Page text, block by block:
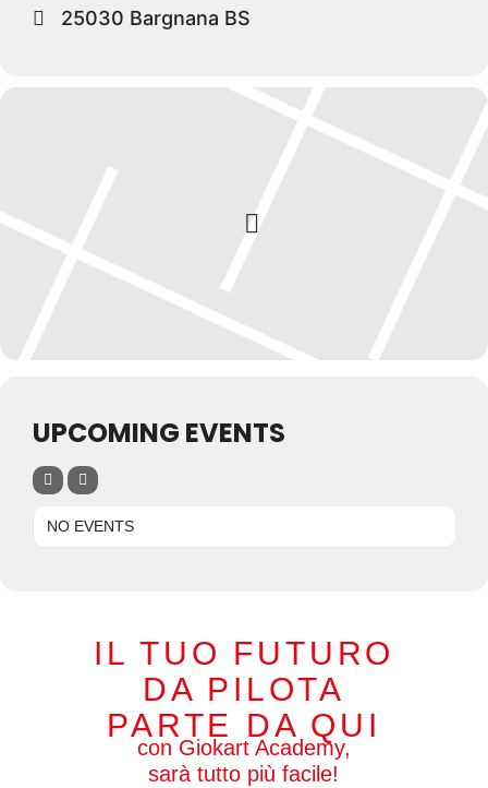
25030 Bargnana BS
UPCOMING EVENTS
NO EVENTS
IL TUO FUTURO
DA PILOTA
PARTE DA QUI
con Giokart Academy,
sarà tutto più facile!